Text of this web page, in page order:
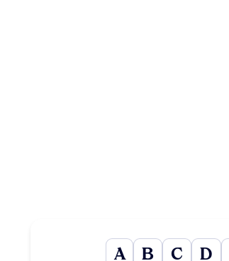
A B C D